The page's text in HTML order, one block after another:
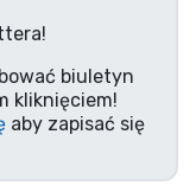
biuletyn
kliknięciem!
aby zapisać się